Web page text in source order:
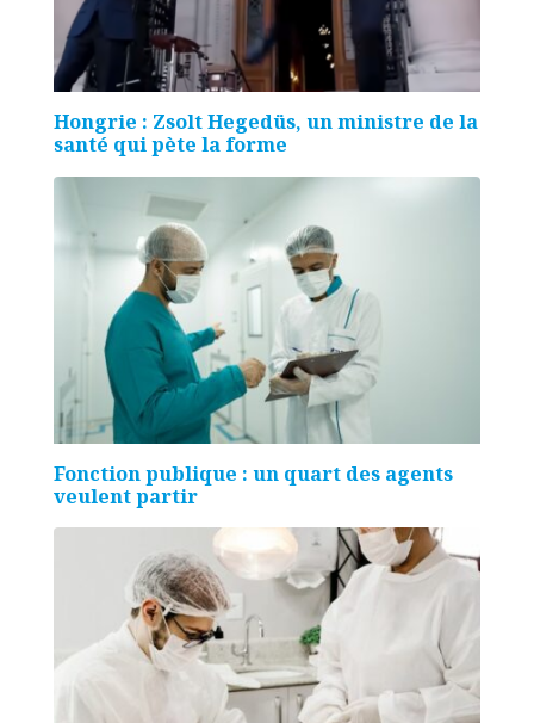
Hongrie : Zsolt Hegedüs, un ministre de la
santé qui pète la forme
Fonction publique : un quart des agents
veulent partir